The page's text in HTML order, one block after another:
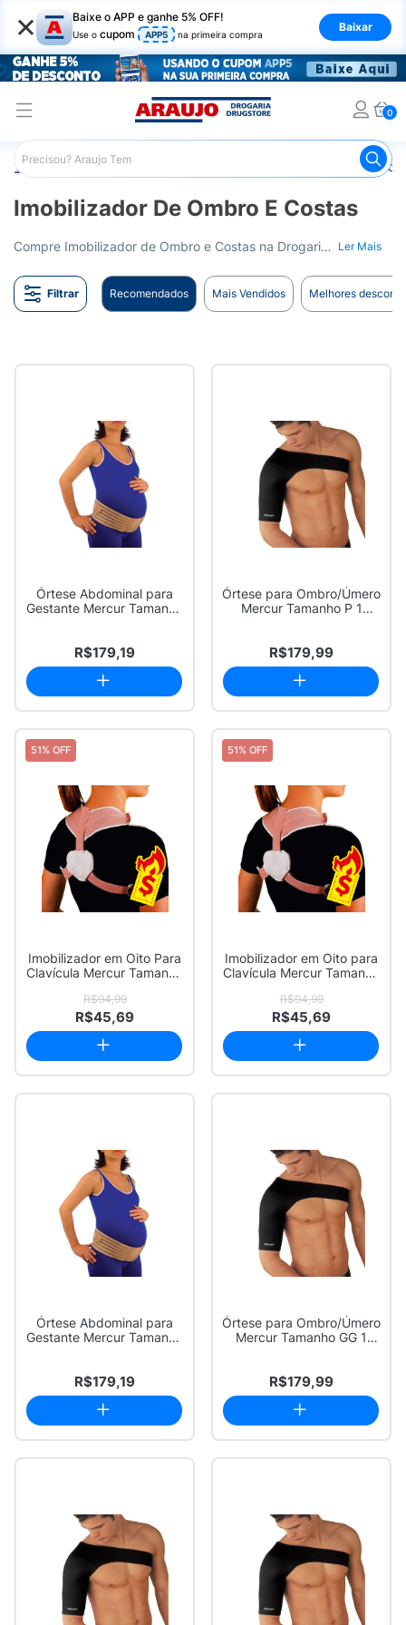
× Baixe o APP e ganhe 5% OFF!
Use o cupom APP5 na primeira compra
Baixar
0
Araujo Saúde e Bem Estar
Imobilizador De Ombro E Costas
Compre Imobilizador de Ombro e Costas na Drogaria Araujo. Oferecendo alívio e suporte. Entrega para todo o Brasil. Ler Mais
Filtrar Recomendados Mais Vendidos Melhores
Órtese Abdominal para
Gestante Mercur Tamanho
R$179,19
Órtese para Ombro/Úmero
Mercur Tamanho P 1
R$179,99
51% OFF
Imobilizador em Oito Para
Clavícula Mercur Tamanho
R$94,99
R$45,69
51% OFF
Imobilizador em Oito para
Clavícula Mercur Tamanho
R$94,99
R$45,69
Órtese Abdominal para
Gestante Mercur Tamanho
R$179,19
Órtese para Ombro/Úmero
Mercur Tamanho GG 1
R$179,99